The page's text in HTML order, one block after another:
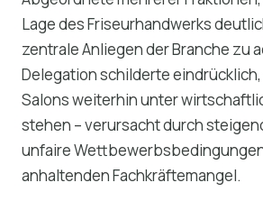
Lage des Friseurhandwerks
zentrale Anliegen der Branche zu
Delegation schilderte
Salons weiterhin unter
stehen – verursacht durch
unfaire
anhaltenden Fachkräftemangel.